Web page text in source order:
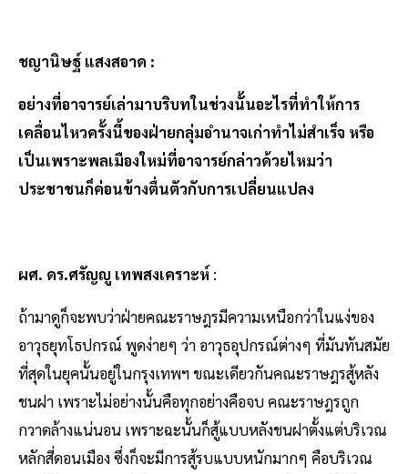
ชญานิษฐ์ แสงสอาด :
อย่างที่อาจารย์เล่ามาบริบทในช่วงนั้นอะไรที่ทำให้การ
เคลื่อนไหวครั้งนี้ของฝ่ายกลุ่มอำนาจเก่าทำไม่สำเร็จ หรือ
เป็นเพราะพลเมืองใหม่ที่อาจารย์กล่าวด้วยไหมว่า
ประชาชนก็ค่อนข้างตื่นตัวกับการเปลี่ยนแปลง
ผศ. ดร.ศรัญญู เทพสงเคราะห์ :
ถ้ามาดูก็จะพบว่าฝ่ายคณะราษฎรมีความเหนือกว่าในแง่ของ
อาวุธยุทโธปกรณ์ พูดง่ายๆ ว่า อาวุธอุปกรณ์ต่างๆ ที่มันทันสมัย
ที่สุดในยุคนั้นอยู่ในกรุงเทพฯ ขณะเดียวกันคณะราษฎรสู้หลัง
ชนฝา เพราะไม่อย่างนั้นคือทุกอย่างคือจบ คณะราษฎรถูก
กวาดล้างแน่นอน เพราะฉะนั้นก็สู้แบบหลังชนฝาตั้งแต่บริเวณ
หลักสี่ดอนเมือง ซึ่งก็จะมีการสู้รบแบบหนักมากๆ คือบริเวณ